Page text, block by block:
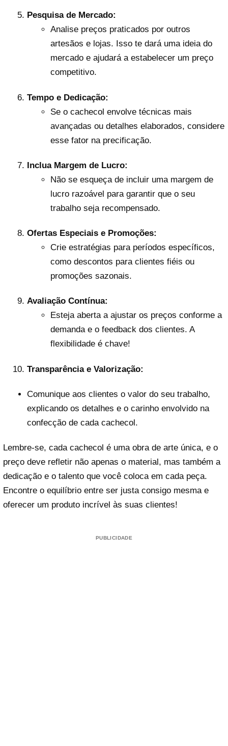
Pesquisa de Mercado:
Analise preços praticados por outros
artesãos e lojas. Isso te dará uma ideia do
mercado e ajudará a estabelecer um preço
competitivo.
Tempo e Dedicação:
Se o cachecol envolve técnicas mais
avançadas ou detalhes elaborados, considere
esse fator na precificação.
Inclua Margem de Lucro:
Não se esqueça de incluir uma margem de
lucro razoável para garantir que o seu
trabalho seja recompensado.
Ofertas Especiais e Promoções:
Crie estratégias para períodos específicos,
como descontos para clientes fiéis ou
promoções sazonais.
Avaliação Contínua:
Esteja aberta a ajustar os preços conforme a
demanda e o feedback dos clientes. A
flexibilidade é chave!
Transparência e Valorização:
Comunique aos clientes o valor do seu trabalho,
explicando os detalhes e o carinho envolvido na
confecção de cada cachecol.
Lembre-se, cada cachecol é uma obra de arte única, e o
preço deve refletir não apenas o material, mas também a
dedicação e o talento que você coloca em cada peça.
Encontre o equilíbrio entre ser justa consigo mesma e
oferecer um produto incrível às suas clientes!
PUBLICIDADE